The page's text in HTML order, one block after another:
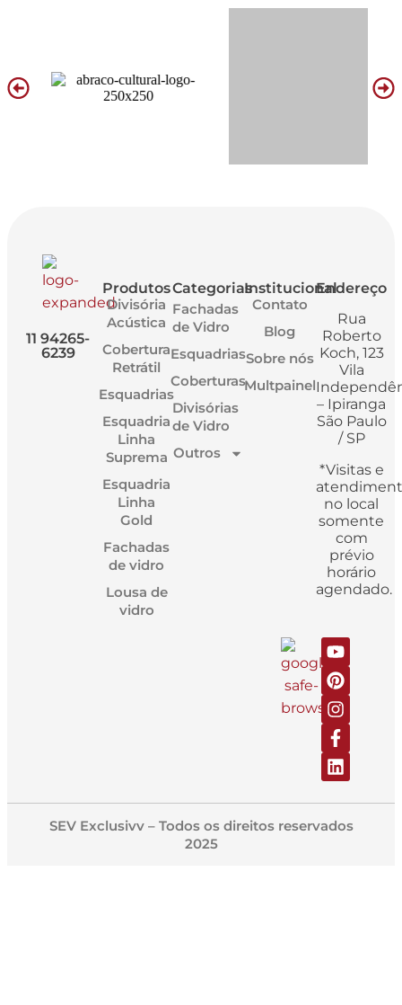
11 94265-
6239
Produtos
Divisória
Acústica
Cobertura
Retrátil
Esquadrias
Esquadria
Linha
Suprema
Esquadria
Linha
Gold
Fachadas
de vidro
Lousa de
vidro
Categorias
Fachadas
de Vidro
Esquadrias
Coberturas
Divisórias
de Vidro
Outros
Institucional
Contato
Blog
Sobre nós
Multpainel
Endereço
Rua
Roberto
Koch, 123
Vila
– Ipiranga
São Paulo
/ SP
*Visitas e
no local
somente
com
prévio
horário
agendado.
SEV Exclusivv – Todos os direitos reservados
2025